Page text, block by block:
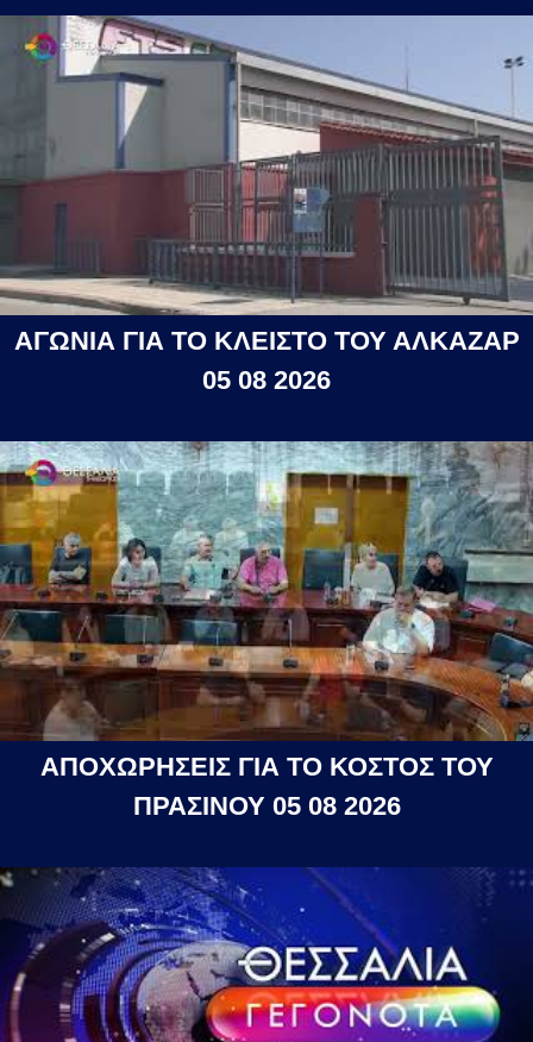
ΑΓΩΝΙΑ ΓΙΑ ΤΟ ΚΛΕΙΣΤΟ ΤΟΥ ΑΛΚΑΖΑΡ
05 08 2026
ΑΠΟΧΩΡΗΣΕΙΣ ΓΙΑ ΤΟ ΚΟΣΤΟΣ ΤΟΥ
ΠΡΑΣΙΝΟΥ 05 08 2026